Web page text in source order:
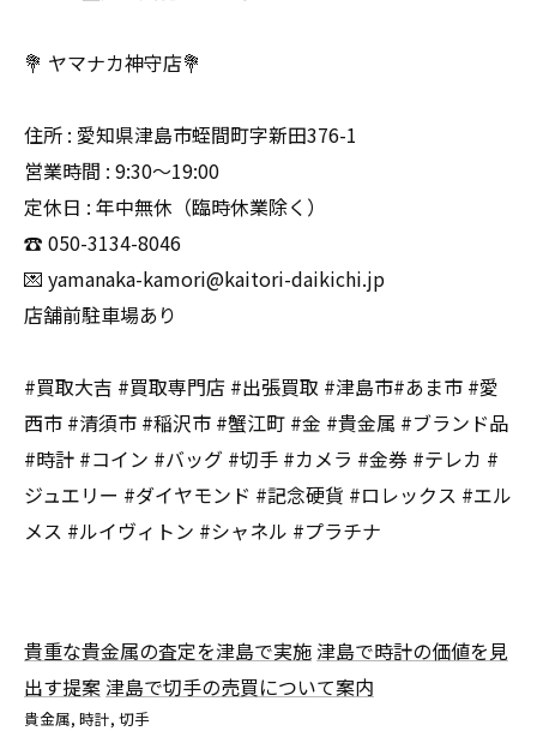
💐 ヤマナカ神守店💐
住所 : 愛知県津島市蛭間町字新田376-1
営業時間 : 9:30〜19:00
定休日 : 年中無休（臨時休業除く）
☎️ 050-3134-8046
💌 yamanaka-kamori@kaitori-daikichi.jp
店舗前駐車場あり
#買取大吉 #買取専門店 #出張買取 #津島市#あま市 #愛
西市 #清須市 #稲沢市 #蟹江町 #金 #貴金属 #ブランド品
#時計 #コイン #バッグ #切手 #カメラ #金券 #テレカ #
ジュエリー #ダイヤモンド #記念硬貨 #ロレックス #エル
メス #ルイヴィトン #シャネル #プラチナ
貴重な貴金属の査定を津島で実施 津島で時計の価値を見
出す提案 津島で切手の売買について案内
貴金属 時計 切手